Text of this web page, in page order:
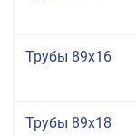
Трубы 89x16
Трубы 89x18